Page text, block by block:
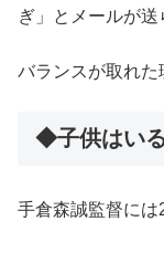
ぎ」とメールが
バランスが取れた
◆子供はい
手倉森誠監督には